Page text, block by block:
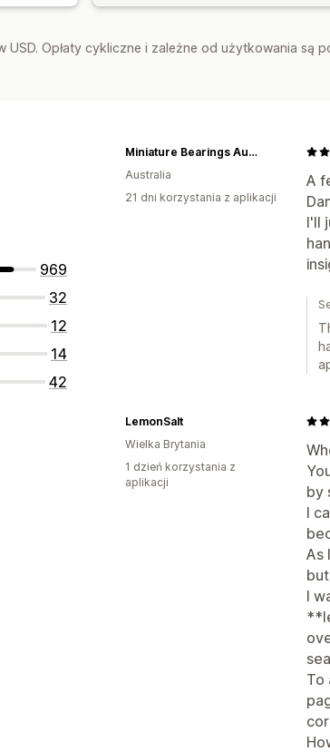
USD. Opłaty cykliczne i zależne od użytkowania są
969
32
12
14
42
A
I'll
Miniature Bearings Australia - MBA Minibearings
Australia
21 dni korzystania z aplikacji
by
I
As
I
To
LemonSalt
Wielka Brytania
1 dzień korzystania z
aplikacji